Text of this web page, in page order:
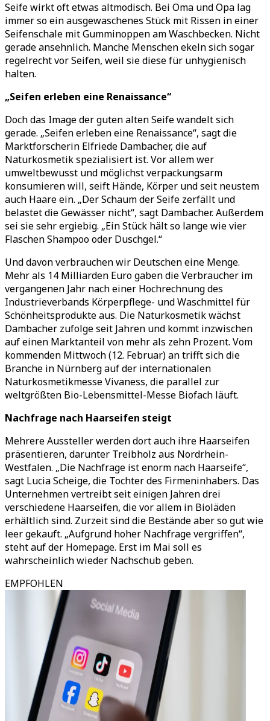
Seife wirkt oft etwas altmodisch. Bei Oma und Opa lag
immer so ein ausgewaschenes Stück mit Rissen in einer
Seifenschale mit Gumminoppen am Waschbecken. Nicht
gerade ansehnlich. Manche Menschen ekeln sich sogar
regelrecht vor Seifen, weil sie diese für unhygienisch
halten.
„Seifen erleben eine Renaissance“
Doch das Image der guten alten Seife wandelt sich
gerade. „Seifen erleben eine Renaissance“, sagt die
Marktforscherin Elfriede Dambacher, die auf
Naturkosmetik spezialisiert ist. Vor allem wer
umweltbewusst und möglichst verpackungsarm
konsumieren will, seift Hände, Körper und seit neustem
auch Haare ein. „Der Schaum der Seife zerfällt und
belastet die Gewässer nicht“, sagt Dambacher. Außerdem
sei sie sehr ergiebig. „Ein Stück hält so lange wie vier
Flaschen Shampoo oder Duschgel.“
Und davon verbrauchen wir Deutschen eine Menge.
Mehr als 14 Milliarden Euro gaben die Verbraucher im
vergangenen Jahr nach einer Hochrechnung des
Industrieverbands Körperpflege- und Waschmittel für
Schönheitsprodukte aus. Die Naturkosmetik wächst
Dambacher zufolge seit Jahren und kommt inzwischen
auf einen Marktanteil von mehr als zehn Prozent. Vom
kommenden Mittwoch (12. Februar) an trifft sich die
Branche in Nürnberg auf der internationalen
Naturkosmetikmesse Vivaness, die parallel zur
weltgrößten Bio-Lebensmittel-Messe Biofach läuft.
Nachfrage nach Haarseifen steigt
Mehrere Aussteller werden dort auch ihre Haarseifen
präsentieren, darunter Treibholz aus Nordrhein-
Westfalen. „Die Nachfrage ist enorm nach Haarseife“,
sagt Lucia Scheige, die Tochter des Firmeninhabers. Das
Unternehmen vertreibt seit einigen Jahren drei
verschiedene Haarseifen, die vor allem in Bioläden
erhältlich sind. Zurzeit sind die Bestände aber so gut wie
leer gekauft. „Aufgrund hoher Nachfrage vergriffen“,
steht auf der Homepage. Erst im Mai soll es
wahrscheinlich wieder Nachschub geben.
EMPFOHLEN